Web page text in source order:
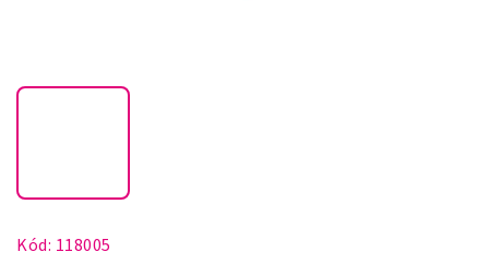
Kód: 118005